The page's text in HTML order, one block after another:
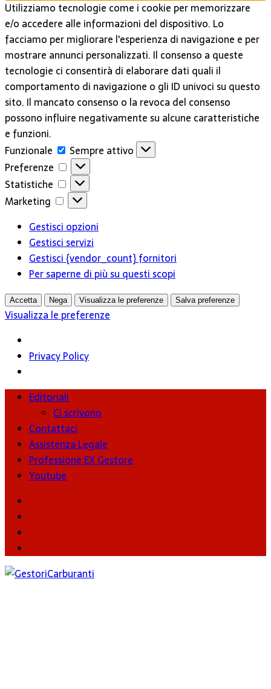
Utilizziamo tecnologie come i cookie per memorizzare
e/o accedere alle informazioni del dispositivo. Lo
facciamo per migliorare l'esperienza di navigazione e per
mostrare annunci personalizzati. Il consenso a queste
tecnologie ci consentirà di elaborare dati quali il
comportamento di navigazione o gli ID univoci su questo
sito. Il mancato consenso o la revoca del consenso
possono influire negativamente su alcune caratteristiche
e funzioni.
Funzionale
Funzionale
Sempre attivo
Preferenze
Preferenze
Statistiche
Statistiche
Marketing
Marketing
Gestisci opzioni
Gestisci servizi
Gestisci {vendor_count} fornitori
Per saperne di più su questi scopi
Accetta Nega Visualizza le preferenze Salva preferenze
Visualizza le preferenze
Privacy Policy
Editoriali
Ci scrivono
Contattaci
Assistenza Legale
Professione EX Gestore
Youtube